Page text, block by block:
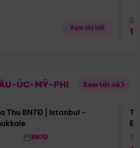
Xem chi tiết
ÚC-MỸ-PHI Xem tất cả
Điểm nổi bật
Thu 8N7Đ | Istanbul -
8N7Đ